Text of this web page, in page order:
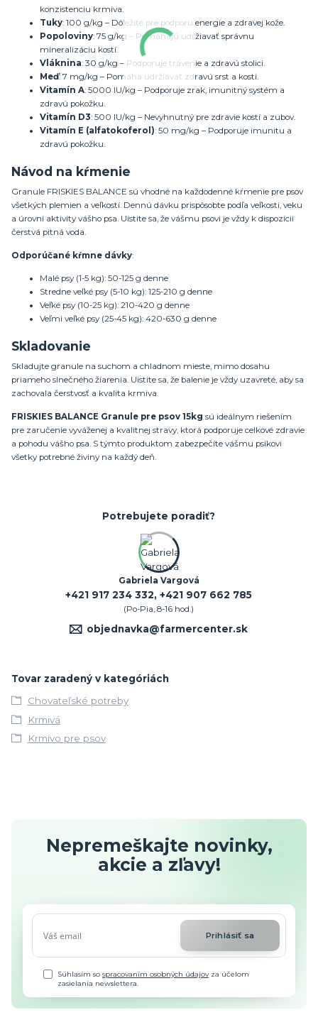
konzistenciu krmiva.
Tuky: 100 g/kg – Dôležité pre podporu energie a zdravej kože.
Popoloviny: 75 g/kg – Pomáhajú udržiavať správnu
mineralizáciu kostí.
Vláknina: 30 g/kg – Podporuje trávenie a zdravú stolici.
Meď: 7 mg/kg – Pomáha udržiavať zdravú srst a kosti.
Vitamín A: 5000 IU/kg – Podporuje zrak, imunitný systém a
zdravú pokožku.
Vitamín D3: 500 IU/kg – Nevyhnutný pre zdravie kostí a zubov.
Vitamín E (alfatokoferol): 50 mg/kg – Podporuje imunitu a
zdravú pokožku.
Návod na kŕmenie
Granule FRISKIES BALANCE sú vhodné na každodenné kŕmenie pre psov
všetkých plemien a veľkostí. Dennú dávku prispôsobte podľa veľkosti, veku
a úrovni aktivity vášho psa. Uistite sa, že vášmu psovi je vždy k dispozícii
čerstvá pitná voda.
Odporúčané kŕmne dávky:
Malé psy (1-5 kg): 50-125 g denne
Stredne veľké psy (5-10 kg): 125-210 g denne
Veľké psy (10-25 kg): 210-420 g denne
Veľmi veľké psy (25-45 kg): 420-630 g denne
Skladovanie
Skladujte granule na suchom a chladnom mieste, mimo dosahu
priameho slnečného žiarenia. Uistite sa, že balenie je vždy uzavreté, aby sa
zachovala čerstvosť a kvalita krmiva.
FRISKIES BALANCE Granule pre psov 15kg sú ideálnym riešením
pre zaručenie vyváženej a kvalitnej stravy, ktorá podporuje celkové zdravie
a pohodu vášho psa. S týmto produktom zabezpečíte vášmu psíkovi
všetky potrebné živiny na každý deň.
Potrebujete poradiť?
Gabriela Vargová
+421 917 234 332, +421 907 662 785
(Po-Pia, 8-16 hod.)
objednavka@farmercenter.sk
Tovar zaradený v kategóriách
Chovateľské potreby
Krmivá
Krmivo pre psov
Nepremeškajte novinky,
akcie a zľavy!
Prihlásiť sa
Súhlasím sospracovaním osobných údajovza účelom
zasielania newslettera.